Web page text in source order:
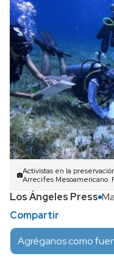
Activistas en la
Arrecifes Mesoamericano.
Los Ángeles Press
Compartir
Agréganos como